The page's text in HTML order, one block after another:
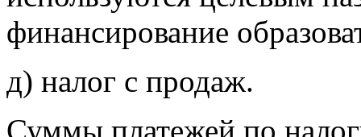
финансирование
д) налог с продаж.